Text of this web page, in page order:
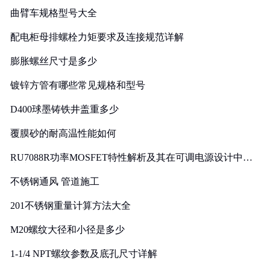
曲臂车规格型号大全
配电柜母排螺栓力矩要求及连接规范详解
膨胀螺丝尺寸是多少
镀锌方管有哪些常见规格和型号
D400球墨铸铁井盖重多少
覆膜砂的耐高温性能如何
RU7088R功率MOSFET特性解析及其在可调电源设计中的
不锈钢通风 管道施工
201不锈钢重量计算方法大全
M20螺纹大径和小径是多少
1-1/4 NPT螺纹参数及底孔尺寸详解